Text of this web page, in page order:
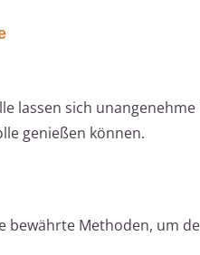
lassen sich
genießen können.
bewährte Methoden, um